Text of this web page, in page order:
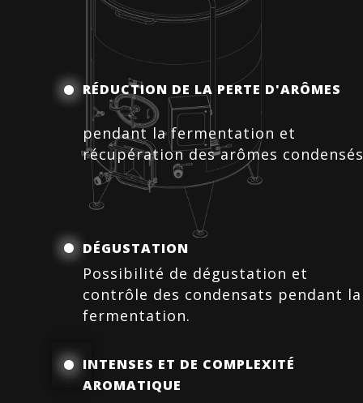
RÉDUCTION DE LA PERTE D'ARÔMES
pendant la fermentation et
récupération des arômes
DÉGUSTATION
Possibilité de dégustation et
contrôle des condensats pendant la
fermentation.
INTENSES ET DE COMPLEXITÉ
AROMATIQUE